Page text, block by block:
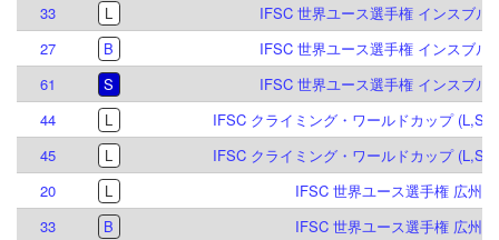
33
L
IFSC 世界ユース選手権 インスブル
27
B
IFSC 世界ユース選手権 インスブル
61
S
IFSC 世界ユース選手権 インスブル
44
L
IFSC クライミング・ワールドカップ (L,S)
45
L
IFSC クライミング・ワールドカップ (L,S)
20
L
IFSC 世界ユース選手権 広州
33
B
IFSC 世界ユース選手権 広州